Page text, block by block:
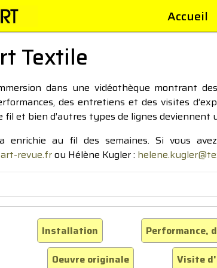
Accueil
Textile
dans une vidéothèque montrant
des entretiens et des visites
fil et bien d’autres types de lignes
enrichie au fil des semaines. Si vous
revue.frou Hélène Kugler :
Installation Performance,
Oeuvre originale
Visite